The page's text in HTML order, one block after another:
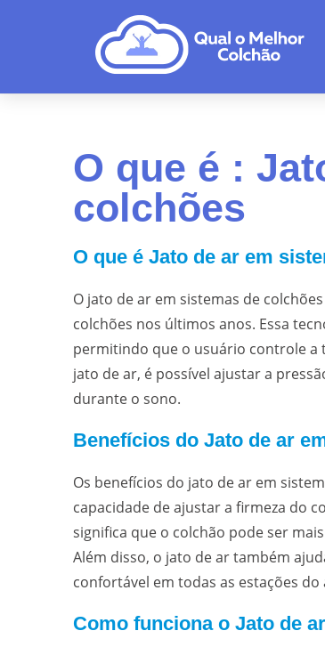
O que é :
colchões
O que é Jato de ar em
O jato de ar em sistemas de
colchões nos últimos anos. Essa
permitindo que o usuário controle a
jato de ar, é possível ajustar a
durante o sono.
Benefícios do Jato de ar
Os benefícios do jato de ar em
capacidade de ajustar a firmeza do
significa que o colchão pode ser
Além disso, o jato de ar também
confortável em todas as estações do
Como funciona o Jato de